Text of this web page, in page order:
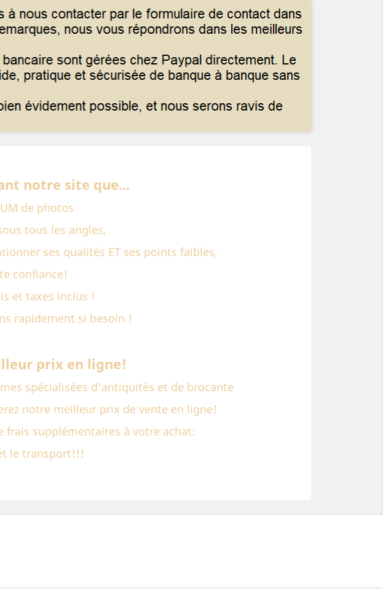
notre site que...
de photos
tous les angles,
ses qualités ET ses points faibles,
confiance!
et taxes inclus !
rapidement si besoin !
prix en ligne!
spécialisées d'antiquités et de brocante
notre meilleur prix de vente en ligne!
frais supplémentaires à votre achat:
le transport!!!